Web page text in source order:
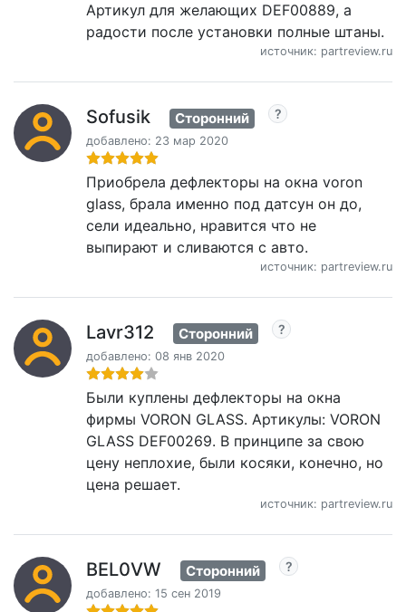
Артикул для желающих DEF00889, а
радости после установки полные штаны.
источник: partreview.ru
Sofusik Сторонний
добавлено: 23 мар 2020
Приобрела дефлекторы на окна voron
glass, брала именно под датсун он до,
сели идеально, нравится что не
выпирают и сливаются с авто.
источник: partreview.ru
Lavr312 Сторонний
добавлено: 08 янв 2020
Были куплены дефлекторы на окна
фирмы VORON GLASS. Артикулы: VORON
GLASS DEF00269. В принципе за свою
цену неплохие, были косяки, конечно, но
цена решает.
источник: partreview.ru
BEL0VW Сторонний
добавлено: 15 сен 2019